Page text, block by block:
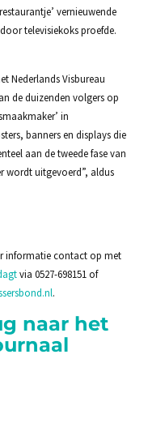
vernieuwende
televisiekoks proefde.
Nederlands Visbureau
de duizenden volgers op
in
banners en displays die
aan de tweede fase van
wordt uitgevoerd”, aldus
informatie contact op met
via 0527-698151 of
.
naar het